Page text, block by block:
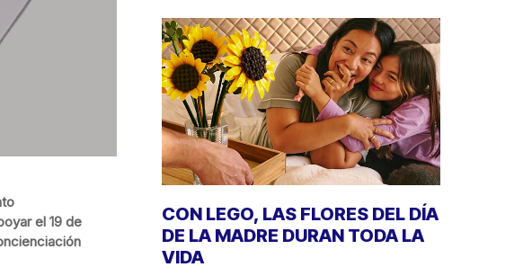
el 19 de
CON LEGO, LAS FLORES DEL DÍA
DE LA MADRE DURAN TODA LA
VIDA